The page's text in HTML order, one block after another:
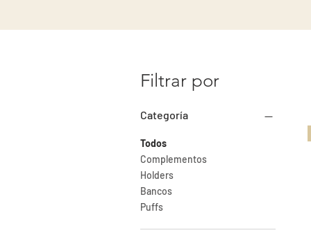
Filtrar por
Categoría
Todos
Complementos
Holders
Bancos
Puffs